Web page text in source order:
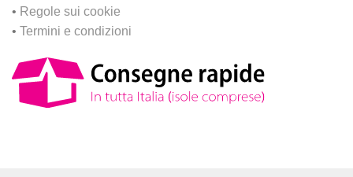
• Regole sui cookie
• Termini e condizioni